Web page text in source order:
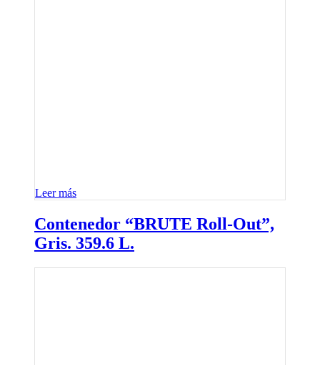
Leer más
Contenedor “BRUTE Roll-Out”,
Gris. 359.6 L.